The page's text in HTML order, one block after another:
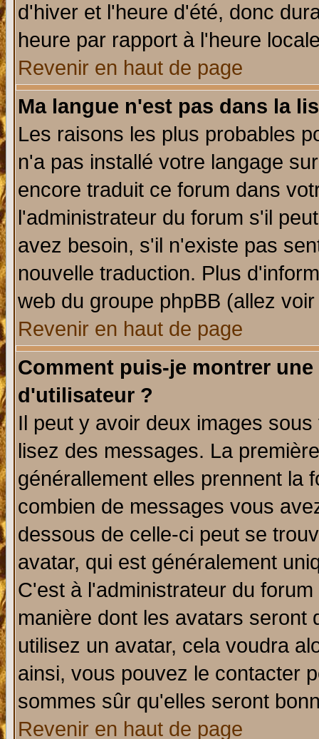
d'hiver et l'heure d'été, donc
heure par rapport à l'heure
Revenir en haut de page
Ma langue n'est pas dans la
Les raisons les plus probables
n'a pas installé votre langage
encore traduit ce forum dans
l'administrateur du forum s'il
avez besoin, s'il n'existe pas
nouvelle traduction. Plus
web du groupe phpBB (allez
Revenir en haut de page
Comment puis-je montrer
d'utilisateur ?
Il peut y avoir deux images
lisez des messages. La
générallement elles prennent la
combien de messages vous
dessous de celle-ci peut se
avatar, qui est généralement
C'est à l'administrateur du
manière dont les avatars seront
utilisez un avatar, cela voudra
ainsi, vous pouvez le contacter
sommes sûr qu'elles seront
Revenir en haut de page